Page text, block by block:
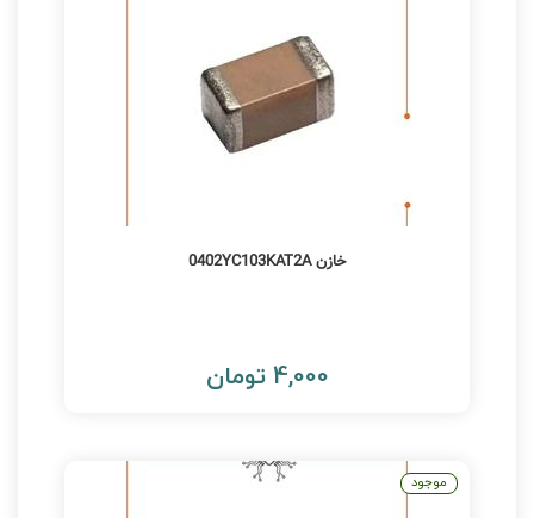
خازن 0402YC103KAT2A
4,000 تومان
موجود